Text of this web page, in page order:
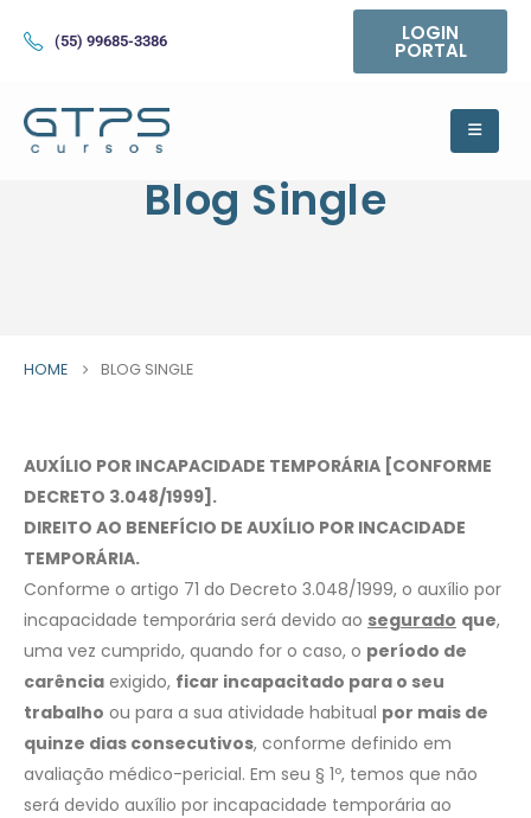
(55) 99685-3386 LOGIN
PORTAL
Blog Single
HOME BLOG SINGLE
AUXÍLIO POR INCAPACIDADE TEMPORÁRIA [CONFORME
DECRETO 3.048/1999].
DIREITO AO BENEFÍCIO DE AUXÍLIO POR INCACIDADE
TEMPORÁRIA.
Conforme o artigo 71 do Decreto 3.048/1999, o auxílio por
incapacidade temporária será devido ao segurado que,
uma vez cumprido, quando for o caso, o período de
carência exigido, ficar incapacitado para o seu
trabalho ou para a sua atividade habitual por mais de
quinze dias consecutivos, conforme definido em
avaliação médico-pericial. Em seu § 1º, temos que não
será devido auxílio por incapacidade temporária ao